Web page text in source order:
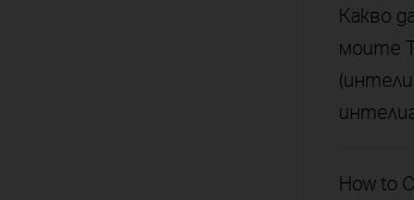
Какво
моите
How to